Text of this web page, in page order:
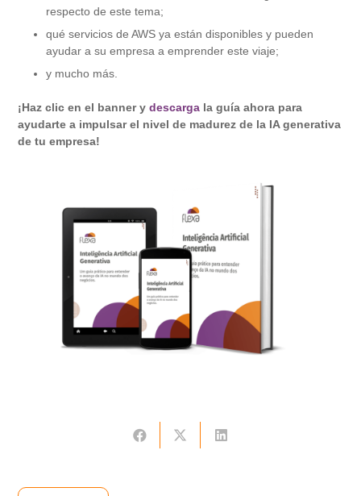
respecto de este tema;
qué servicios de AWS ya están disponibles y pueden
ayudar a su empresa a emprender este viaje;
y mucho más.
¡Haz clic en el banner ydescarga la guía ahora para
ayudarte a impulsar el nivel de madurez de la IA generativa
de tu empresa!